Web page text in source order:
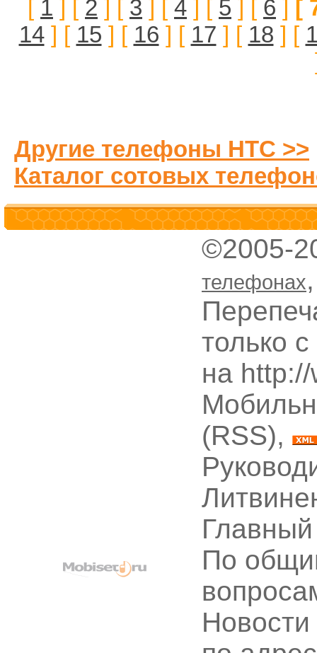
1 2 3 4 5 6
[
14] [ 15 ] [ 16 ] [ 17 ] [ 18 ] [
Другие телефоны HTC >>
Каталог сотовых
©2005-
телефонах
только
на
(RSS),
По